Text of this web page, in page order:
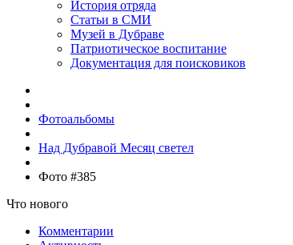
История отряда
Статьи в СМИ
Музей в Дубраве
Патриотическое воспитание
Документация для поисковиков
Фотоальбомы
Над Дубравой Месяц светел
Фото #385
Что нового
Комментарии